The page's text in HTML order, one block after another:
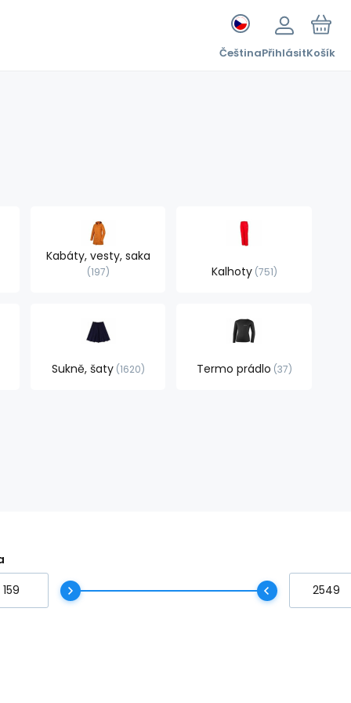
ČeštinaPřihlásitKošík
Kabáty, vesty, saka
197 Kalhoty 751
Sukně, šaty 1620 Termo prádlo 37